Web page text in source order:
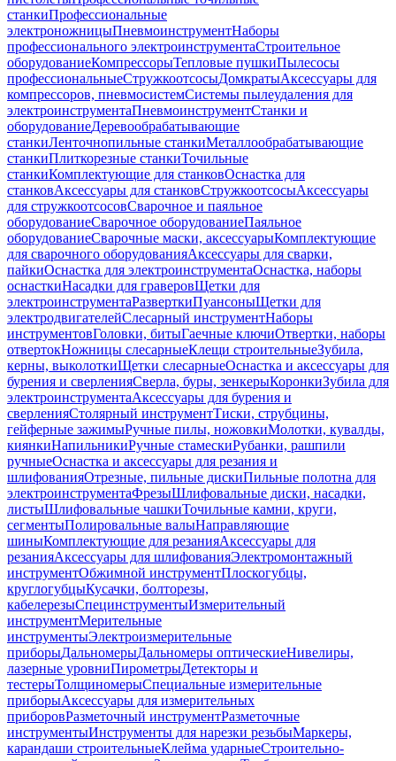
станкиПрофессиональные
электроножницыПневмоинструментНаборы
профессионального электроинструментаСтроительное
оборудованиеКомпрессорыТепловые пушкиПылесосы
профессиональныеСтружкоотсосыДомкратыАксессуары для
компрессоров, пневмосистемСистемы пылеудаления для
электроинструментаПневмоинструментСтанки и
оборудованиеДеревообрабатывающие
станкиЛенточнопильные станкиМеталлообрабатывающие
станкиПлиткорезные станкиТочильные
станкиКомплектующие для станковОснастка для
станковАксессуары для станковСтружкоотсосыАксессуары
для стружкоотсосовСварочное и паяльное
оборудованиеСварочное оборудованиеПаяльное
оборудованиеСварочные маски, аксессуарыКомплектующие
для сварочного оборудованияАксессуары для сварки,
пайкиОснастка для электроинструментаОснастка, наборы
оснасткиНасадки для граверовЩетки для
электроинструментаРазверткиПуансоныЩетки для
электродвигателейСлесарный инструментНаборы
инструментовГоловки, битыГаечные ключиОтвертки, наборы
отвертокНожницы слесарныеКлещи строительныеЗубила,
керны, выколоткиЩетки слесарныеОснастка и аксессуары для
бурения и сверленияСверла, буры, зенкерыКоронкиЗубила для
электроинструментаАксессуары для бурения и
сверленияСтолярный инструментТиски, струбцины,
гейферные зажимыРучные пилы, ножовкиМолотки, кувалды,
киянкиНапильникиРучные стамескиРубанки, рашпили
ручныеОснастка и аксессуары для резания и
шлифованияОтрезные, пильные дискиПильные полотна для
электроинструментаФрезыШлифовальные диски, насадки,
листыШлифовальные чашкиТочильные камни, круги,
сегментыПолировальные валыНаправляющие
шиныКомплектующие для резанияАксессуары для
резанияАксессуары для шлифованияЭлектромонтажный
инструментОбжимной инструментПлоскогубцы,
круглогубцыКусачки, болторезы,
кабелерезыСпецинструментыИзмерительный
инструментМерительные
инструментыЭлектроизмерительные
приборыДальномерыДальномеры оптическиеНивелиры,
лазерные уровниПирометрыДетекторы и
тестерыТолщиномерыСпециальные измерительные
приборыАксессуары для измерительных
приборовРазметочный инструментРазметочные
инструментыИнструменты для нарезки резьбыМаркеры,
карандаши строительныеКлейма ударныеСтроительно-